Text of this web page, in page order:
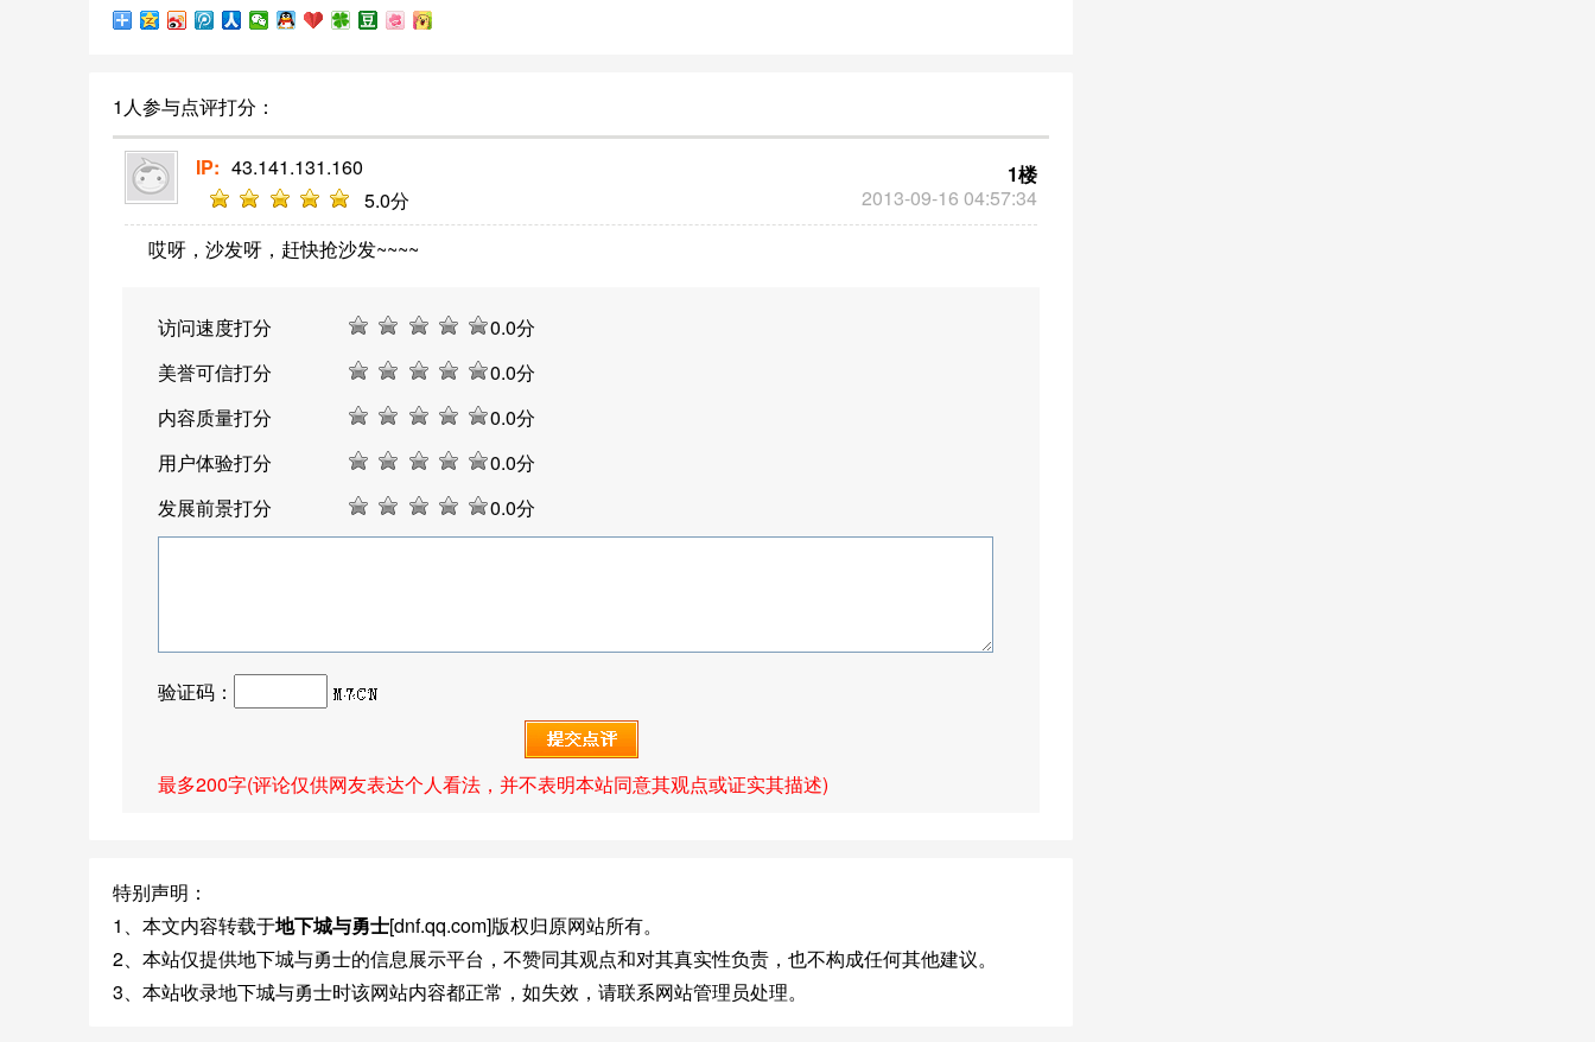
有再次创造奇迹的潜力和能力。
1人参与点评打分：
2013-09-16 04:57:34
1楼
IP: 43.141.131.160
5.0分
哎呀，沙发呀，赶快抢沙发~~~~
访问速度打分 0.0分
美誉可信打分
0.0分
内容质量打分
0.0分
用户体验打分
0.0分
发展前景打分
0.0分
验证码：
最多200字(评论仅供网友表达个人看法，并不表明本站同意其观点或证实其描述)
特别声明：
1、本文内容转载于地下城与勇士[dnf.qq.com]版权归原网站所有。
2、本站仅提供地下城与勇士的信息展示平台，不赞同其观点和对其真实性负责，也不构成任何其他建议。
3、本站收录地下城与勇士时该网站内容都正常，如失效，请联系网站管理员处理。